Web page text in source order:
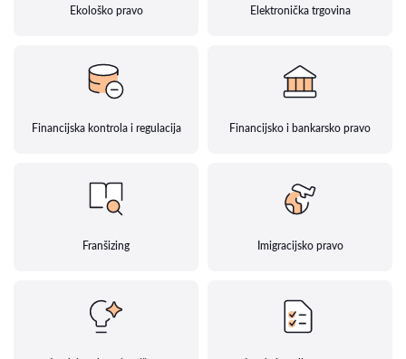
Ekološko pravo Elektronička trgovina
Financijska kontrola i regulacija Financijsko i bankarsko pravo
Franšizing Imigracijsko pravo